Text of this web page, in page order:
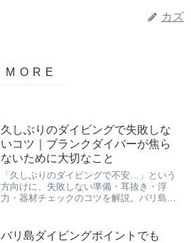
カズ
久しぶりのダイビングで失敗しな
いコツ｜ブランクダイバーが焦ら
ないために大切なこと
「久しぶりのダイビングで不安…」という
方向けに、失敗しない準備・耳抜き・浮
力・器材チェックのコツを解説。バリ島く
す。
バリ島ダイビングポイントでも